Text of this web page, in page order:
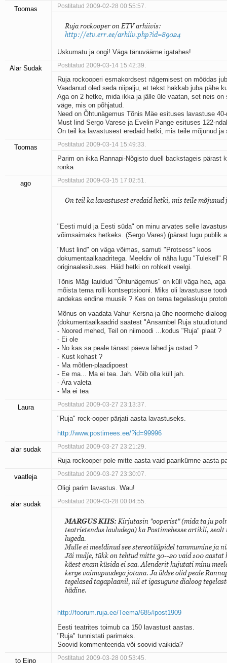
Toomas Postitatud 2009-02-28 00:55:57.
Ruja rockooper on ETV arhiivis:
http://etv.err.ee/arhiiv.php?id=89024
Uskumatu ja ongi! Väga tänuväärne igatahes!
Alar Sudak Postitatud 2009-03-14 15:42:39.
Ruja rockooperi esmakordsest nägemisest on möödas
Vaadanud oled seda niipalju, et tekst hakkab juba pähe
Aga on 2 hetke, mida ikka ja jälle üle vaatan, set neis on
väge, mis on põhjatud.
Need on Õhtunägemus Tõnis Mäe esituses lavastuse
Must lind Sergo Varese ja Evelin Pange esituses 122-
On teil ka lavastusest eredaid hetki, mis teile mõjunud ja
Toomas Postitatud 2009-03-14 15:49:33.
Parim on ikka Rannapi-Nõgisto duell backstageis pärast
ronka
ago Postitatud 2009-03-15 17:02:51.
On teil ka lavastusest eredaid hetki, mis teile mõjunud
"Eesti muld ja Eesti süda" on minu arvates selle
võimsaimaks hetkeks. (Sergo Vares) (pärast lugu publik
"Must lind" on väga võimas, samuti "Protsess" koos
dokumentaalkaadritega. Meeldiv oli näha lugu "Tulekell"
originaalesituses. Häid hetki on rohkelt veelgi.
Tõnis Mägi lauldud "Õhtunägemus" on küll väga hea,
mõista tema rolli kontseptsiooni. Miks oli lavastusse
andekas endine muusik ? Kes on tema tegelaskuju
Mõnus on vaadata Vahur Kersna ja ühe noormehe
(dokumentaalkaadrid saatest "Ansambel Ruja
- Noored mehed, Teil on niimoodi ...kodus "Ruja" plaat ?
- Ei ole
- No kas sa peale tänast päeva lähed ja ostad ?
- Kust kohast ?
- Ma mõtlen-plaadipoest
- Ee ma... Ma ei tea. Jah. Võib olla küll jah.
- Ära valeta
- Ma ei tea
Laura Postitatud 2009-03-27 23:13:37.
"Ruja" rock-ooper pärjati aasta lavastuseks.
http://www.postimees.ee/?id=99996
alar sudak Postitatud 2009-03-27 23:21:29.
Ruja rockooper pole mitte aasta vaid paarikümne aasta
vaatleja Postitatud 2009-03-27 23:30:07.
Oligi parim lavastus. Wau!
alar sudak Postitatud 2009-03-28 00:04:55.
MARGUS KIIS: Kirjutasin "ooperist" (mida ta ju
teatrietendus lauludega) ka Postimehesse artikli,
lugeda.
Mulle ei meeldinud see stereotüüpidel tammumine ja
Jäi mulje, tükk on tehtud mitte 30--20 vaid 100 aastat
käest enam küsida ei saa. Alenderit kujutati minu
kerge vaimupuudega jotana. Ja üldse olid peale
tegelased tagaplaanil, nii et igasugune dialoog
hädine.
http://foorum.ruja.ee/Teema/685#post1909
Eesti teatrites toimub ca 150 lavastust aastas.
"Ruja" tunnistati parimaks.
Soovid kommenteerida või soovid vaikida?
to Eino Postitatud 2009-03-28 00:53:45.